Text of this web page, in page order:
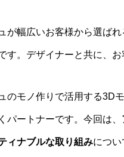
が幅広いお客様から選ば
す。デザイナーと共に、
のモノ作りで活用する3D
パートナーです。今回は、
ィナブルな取り組みについ